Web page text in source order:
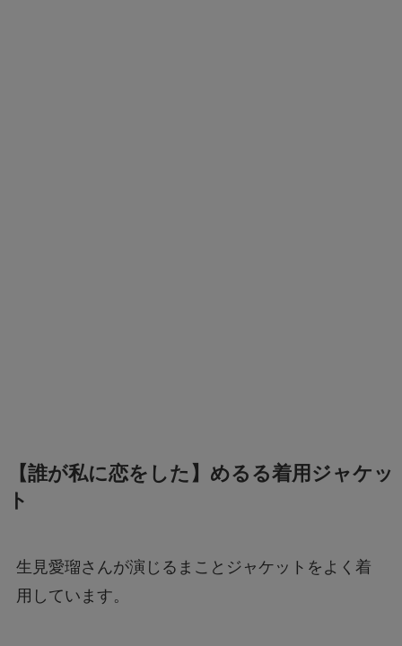
【誰が私に恋をした】めるる着用ジャケッ
ト
生見愛瑠さんが演じるまことジャケットをよく着
用しています。